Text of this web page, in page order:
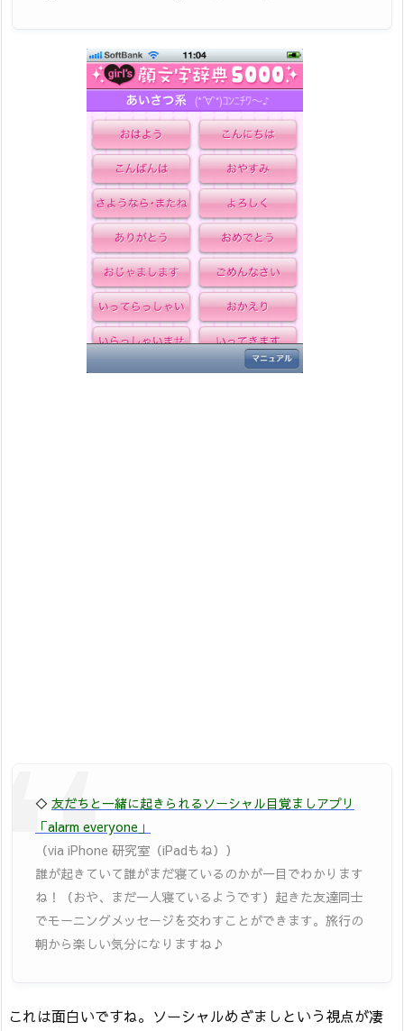
◇ 友だちと一緒に起きられるソーシャル目覚ましアプリ
「alarm everyone」
（via iPhone 研究室（iPadもね））
誰が起きていて誰がまだ寝ているのかが一目でわかります
ね！（おや、まだ一人寝ているようです）起きた友達同士
でモーニングメッセージを交わすことができます。旅行の
朝から楽しい気分になりますね♪
これは面白いですね。ソーシャルめざましという視点が凄